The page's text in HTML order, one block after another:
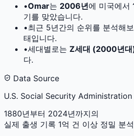
•Omar는 2006년에 미국에서
기를 맞았습니다.
•최근 5년간의 순위를 분석해
태입니다.
•세대별로는 Z세대 (2000년대
다.
Data Source
U.S. Social Security Administration
1880년부터 2024년까지의
실제 출생 기록 1억 건 이상 정밀 분석